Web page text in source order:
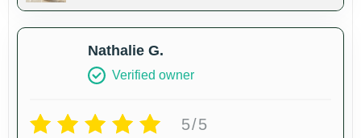
Nathalie G.
Verified owner
5/5